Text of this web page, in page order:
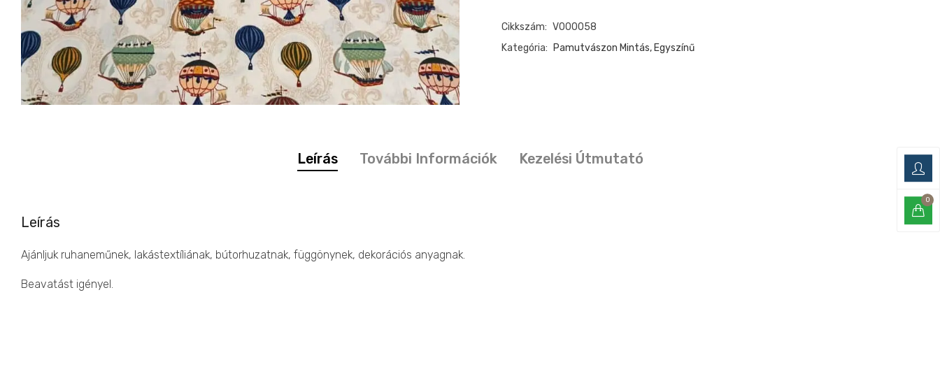
Cikkszám: V000058
Kategória:
Pamutvászon Mintás, Egyszínű
Leírás További Információk Kezelési Útmutató
Leírás
Ajánljuk ruhaneműnek, lakástextíliának, bútorhuzatnak, függönynek, dekorációs anyagnak.
Beavatást igényel.
0